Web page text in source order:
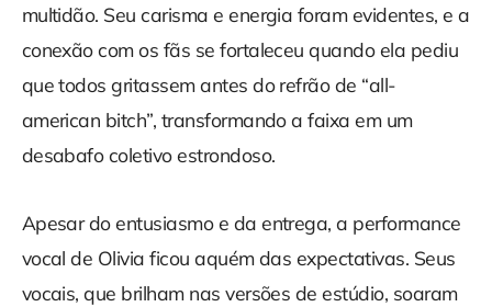
multidão. Seu carisma e energia foram evidentes, e a
conexão com os fãs se fortaleceu quando ela pediu
que todos gritassem antes do refrão de “all-
american bitch”, transformando a faixa em um
desabafo coletivo estrondoso.
Apesar do entusiasmo e da entrega, a performance
vocal de Olivia ficou aquém das expectativas. Seus
vocais, que brilham nas versões de estúdio, soaram